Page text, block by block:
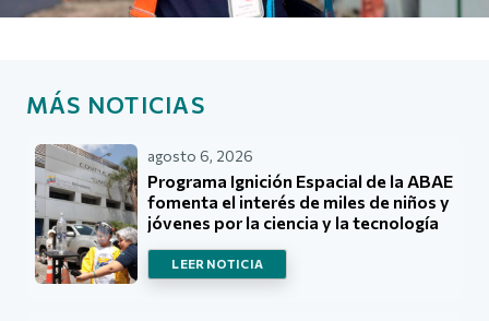
MÁS NOTICIAS
agosto 6, 2026
Programa Ignición Espacial de la ABAE
fomenta el interés de miles de niños y
jóvenes por la ciencia y la tecnología
LEER NOTICIA